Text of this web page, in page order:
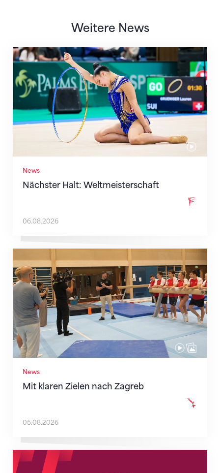
Weitere News
News
Nächster Halt: Weltmeisterschaft
Nächster Halt: Weltmeisterschaft
06.08.2026
News
Mit klaren Zielen nach Zagreb
Mit klaren Zielen nach Zagreb
05.08.2026
Neue Empfangszeiten ab 1. August 2026